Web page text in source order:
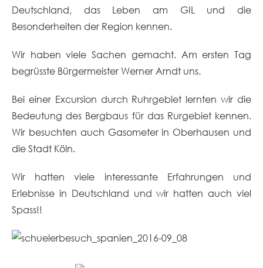
Deutschland, das Leben am GIL und die
Besonderheiten der Region kennen.
Wir haben viele Sachen gemacht. Am ersten Tag
begrüsste Bürgermeister Werner Arndt uns.
Bei einer Excursion durch Ruhrgebiet lernten wir die
Bedeutung des Bergbaus für das Rurgebiet kennen.
Wir besuchten auch Gasometer in Oberhausen und
die Stadt Köln.
Wir hatten viele interessante Erfahrungen und
Erlebnisse in Deutschland und wir hatten auch viel
Spass!!